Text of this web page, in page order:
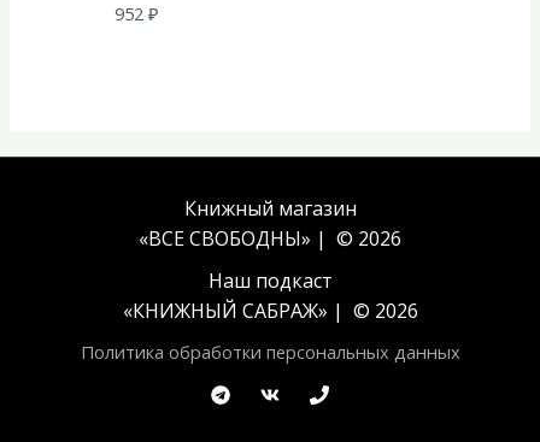
952₽
Книжный магазин
«ВСЕ СВОБОДНЫ» | © 2026
Наш подкаст
«КНИЖНЫЙ САБРАЖ» | © 2026
Политика обработки персональных данных